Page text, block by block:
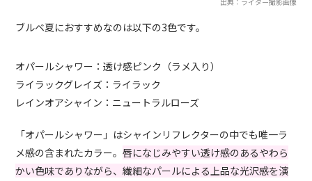
ブルベ夏におすすめなのは以下の3色です。
オパールシャワー：透け感ピンク（ラメ入り）
ライラックグレイズ：ライラック
レインオアシャイン：ニュートラルローズ
「オパールシャワー」はシャインリフレクターの中でも唯一ラ
メ感の含まれたカラー。唇になじみやすい透け感のあるやわら
かい色味でありながら、繊細なパールによる上品な光沢感を演